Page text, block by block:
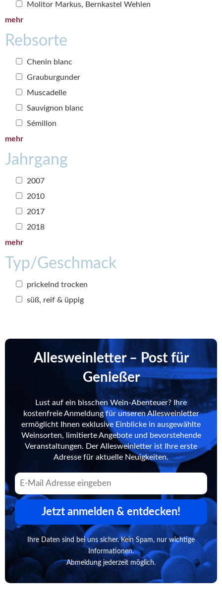
Molitor Markus, Bernkastel Wehlen
mehr
Rebsorte
Chenin blanc
Grauburgunder
Muscadelle
Sauvignon blanc
Sémillon
mehr
Jahrgang
2007
2010
2017
2018
mehr
Typ/Geschmack
prickelnd trocken
süß, reif & üppig
Allesweinletter – Post für
Genießer
Lust auf ein bisschen Wein-Abenteuer? Ihre
kostenfreie Anmeldung für unseren Allesweinletter
ermöglicht Ihnen exklusive Einblicke in ausgewählte
Weinsorten, limitierte Angebote und bevorstehende
Veranstaltungen. Der Allesweinletter ist Ihre erste
Adresse für aktuelle Neuigkeiten.
Jetzt anmelden & entdecken!
Ihre Daten sind bei uns sicher. Kein Spam, nur wichtige
Informationen.
Abmeldung jederzeit möglich.